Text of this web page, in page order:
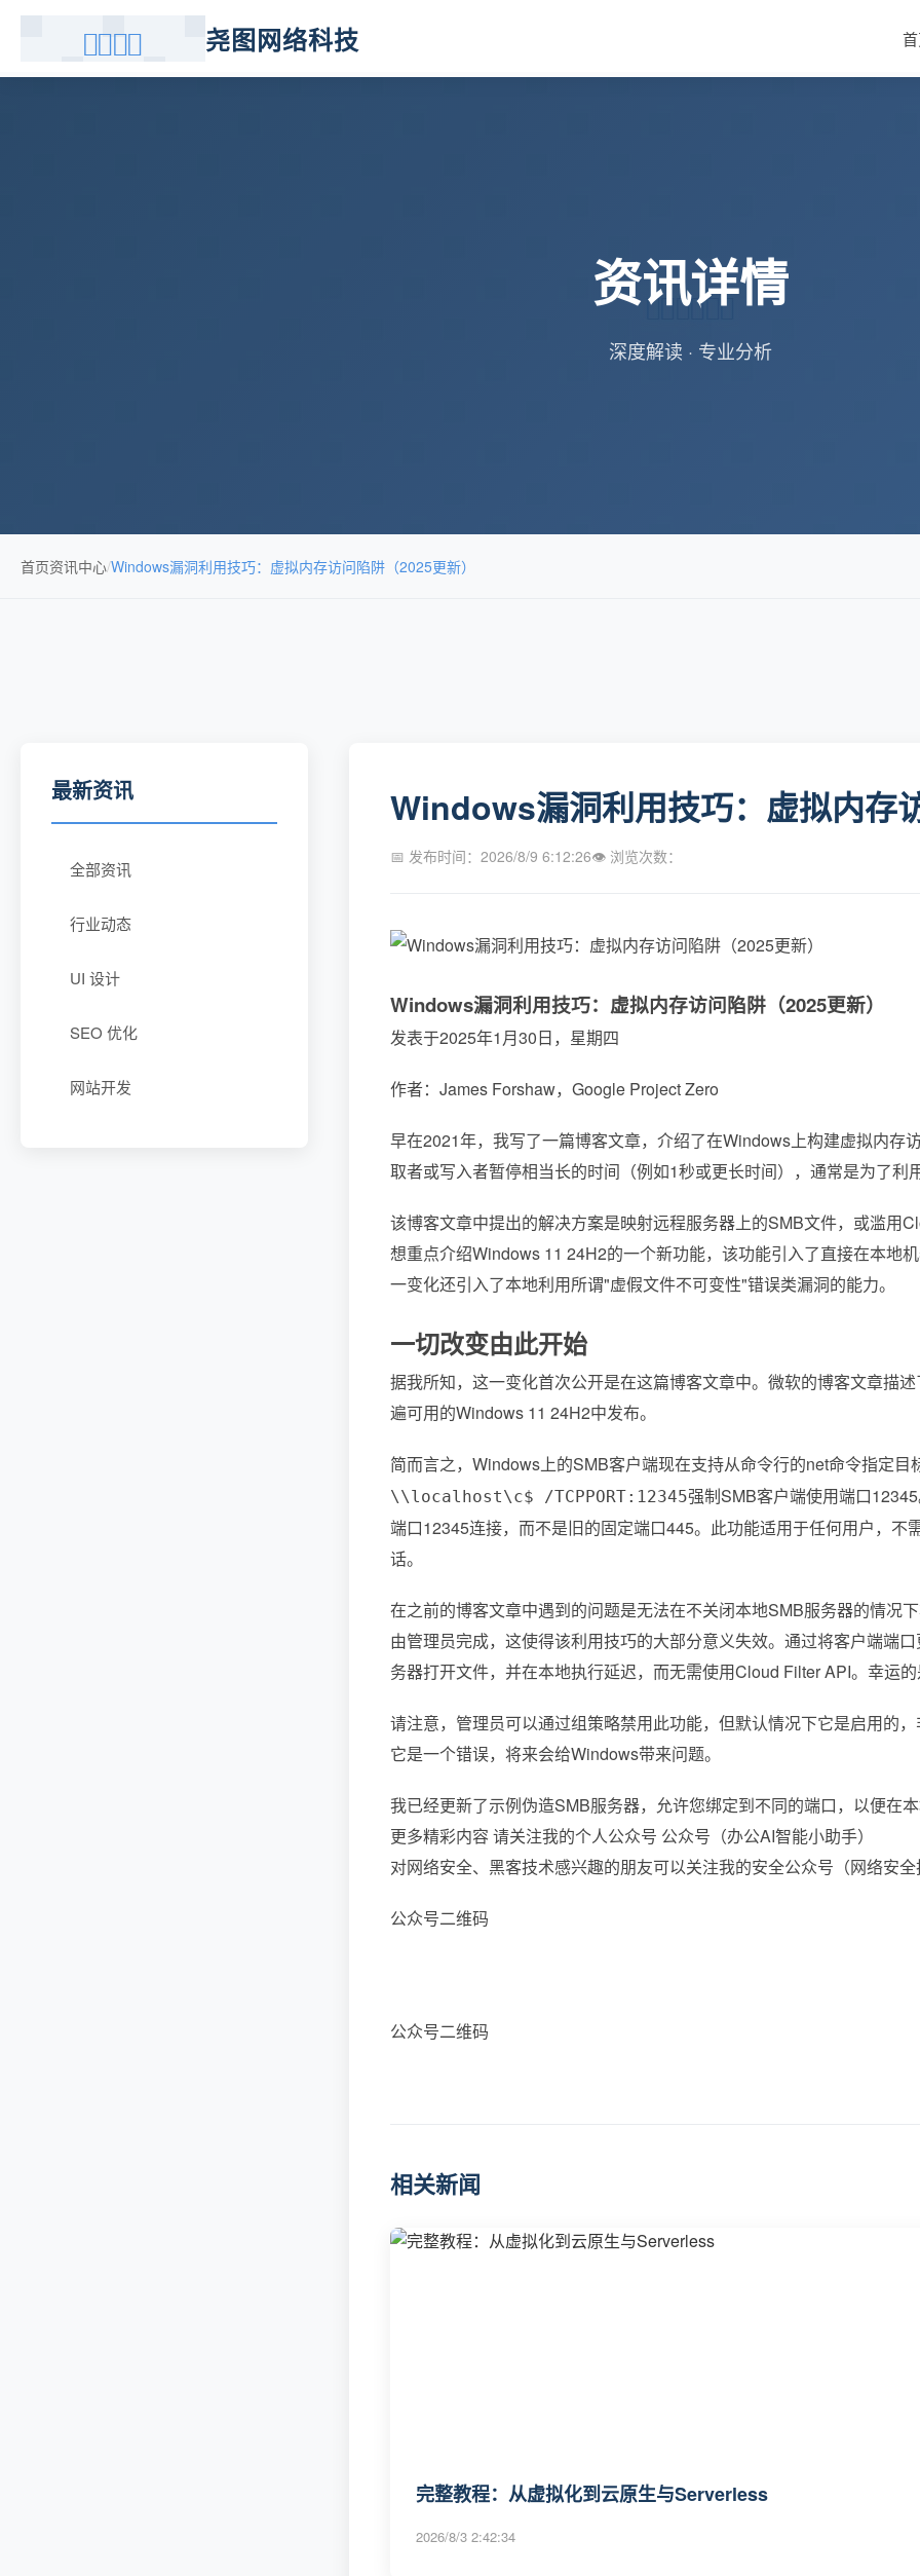
尧图网络科技
资讯详情
深度解读 · 专业分析
首页资讯中心/Windows漏洞利用技巧：虚拟内存访问陷阱（2025更新）
最新资讯
全部资讯
行业动态
UI 设计
SEO 优化
网站开发
Windows漏洞利用技巧：虚拟内存
📅 发布时间：2026/8/9 6:12:26👁 浏览次数：
Windows漏洞利用技巧：虚拟内存访问陷阱（2025更新）
发表于2025年1月30日，星期四
作者：James Forshaw，Google Project Zero
早在2021年，我写了一篇博客文章，介绍了在Windows上构建虚拟内存
取者或写入者暂停相当长的时间（例如1秒或更长时间），通常是为了利
该博客文章中提出的解决方案是映射远程服务器上的SMB文件，或滥用
想重点介绍Windows 11 24H2的一个新功能，该功能引入了直接在本地
一变化还引入了本地利用所谓"虚假文件不可变性"错误类漏洞的能力。
一切改变由此开始
据我所知，这一变化首次公开是在这篇博客文章中。微软的博客文章描
遍可用的Windows 11 24H2中发布。
简而言之，Windows上的SMB客户端现在支持从命令行的net命令指定
\\localhost\c$ /TCPPORT:12345强制SMB客户端使用端口
端口12345连接，而不是旧的固定端口445。此功能适用于任何用户，
话。
在之前的博客文章中遇到的问题是无法在不关闭本地SMB服务器的情况
由管理员完成，这使得该利用技巧的大部分意义失效。通过将客户端端
务器打开文件，并在本地执行延迟，而无需使用Cloud Filter API。幸运
请注意，管理员可以通过组策略禁用此功能，但默认情况下它是启用的
它是一个错误，将来会给Windows带来问题。
我已经更新了示例伪造SMB服务器，允许您绑定到不同的端口，以便在
更多精彩内容 请关注我的个人公众号 公众号（办公AI智能小助手）
对网络安全、黑客技术感兴趣的朋友可以关注我的安全公众号（网络安
公众号二维码
公众号二维码
相关新闻
完整教程：从虚拟化到云原生与Serverless
2026/8/3 2:42:34